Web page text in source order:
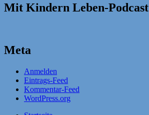
Mit Kindern Leben-Podcast
Meta
Anmelden
Eintrags-Feed
Kommentar-Feed
WordPress.org